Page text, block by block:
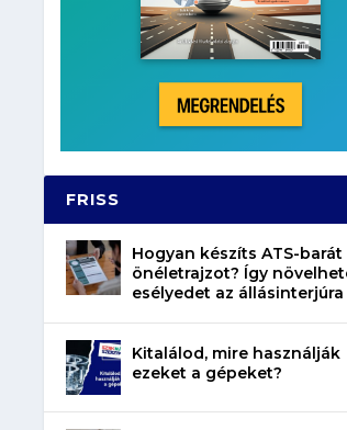
FRISS
Hogyan készíts ATS-barát
önéletrajzot? Így
esélyedet az állásinterjúra
Kitalálod, mire használják
ezeket a gépeket?